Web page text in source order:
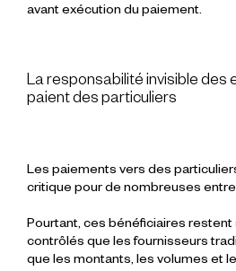
avantexécution du paiement.
La responsabilité invisible des
paient des particuliers
Les paiements vers des
critique pour de nombreuses
Pourtant, ces bénéficiaires restent
contrôlés que les fournisseurs
que les montants, les volumes et